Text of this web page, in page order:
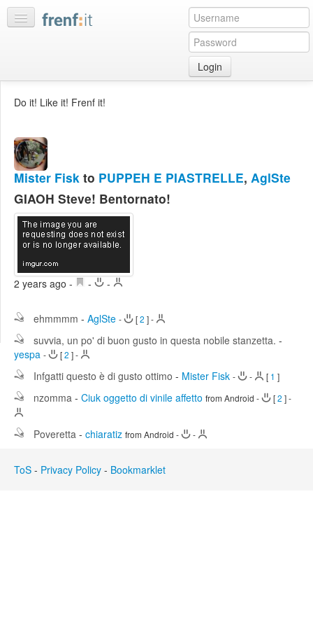
Login
My
discussions
Bookmarks
day
:LISTS
Edit
Edit
Search
Do it! Like it! Frenf it!
Mister Fisk to PUPPEH E PIASTRELLE, AglSte
GIAOH Steve! Bentornato!
2 years ago - - -
ehmmmm - AglSte - [2 ]-
suvvia, un po' di buon gusto in questa nobile stanzetta. -
yespa - [2 ]-
Infgatti questo è di gusto ottimo - Mister Fisk - - [ 1 ]
nzomma - Ciuk oggetto di vinile affetto from Android - [2 ]-
Poveretta - chiaratiz from Android - -
ToS - Privacy Policy - Bookmarklet